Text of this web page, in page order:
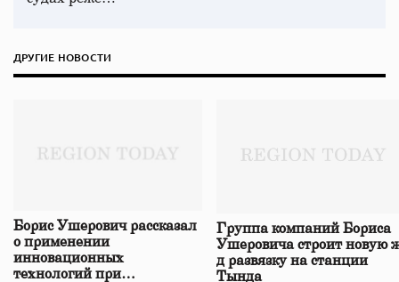
ДРУГИЕ НОВОСТИ
Борис Ушерович рассказал
о применении
инновационных
технологий при
Группа компаний Бориса
Ушеровича строит новую
д развязку на станции
Тында